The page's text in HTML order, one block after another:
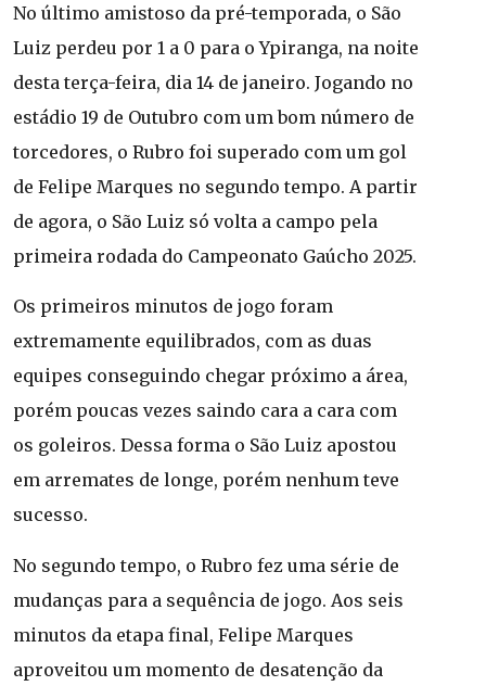
No último amistoso da pré-temporada, o São
Luiz perdeu por 1 a 0 para o Ypiranga, na noite
desta terça-feira, dia 14 de janeiro. Jogando no
estádio 19 de Outubro com um bom número de
torcedores, o Rubro foi superado com um gol
de Felipe Marques no segundo tempo. A partir
de agora, o São Luiz só volta a campo pela
primeira rodada do Campeonato Gaúcho 2025.
Os primeiros minutos de jogo foram
extremamente equilibrados, com as duas
equipes conseguindo chegar próximo a área,
porém poucas vezes saindo cara a cara com
os goleiros. Dessa forma o São Luiz apostou
em arremates de longe, porém nenhum teve
sucesso.
No segundo tempo, o Rubro fez uma série de
mudanças para a sequência de jogo. Aos seis
minutos da etapa final, Felipe Marques
aproveitou um momento de desatenção da